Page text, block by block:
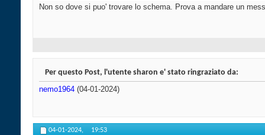
Non so dove si puo' trovare lo schema. Prova a mandare un
Per questo Post, l'utente sharon e' stato ringraziato da:
nemo1964 (04-01-2024)
04-01-2024, 19:53